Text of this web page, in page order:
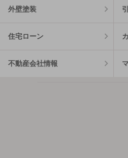
外壁塗装
住宅ローン
不動産会社情報